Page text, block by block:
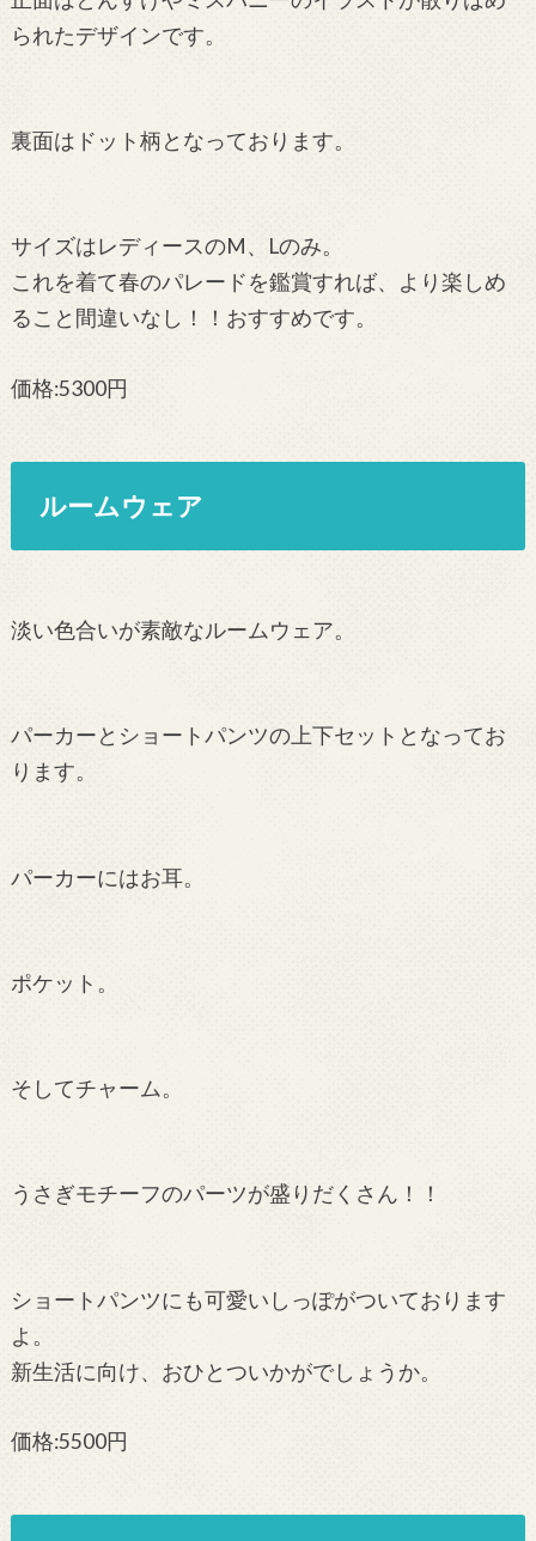
られたデザインです。
裏面はドット柄となっております。
サイズはレディースのM、Lのみ。
これを着て春のパレードを鑑賞すれば、より楽しめ
ること間違いなし！！おすすめです。
価格:5300円
ルームウェア
淡い色合いが素敵なルームウェア。
パーカーとショートパンツの上下セットとなってお
ります。
パーカーにはお耳。
ポケット。
そしてチャーム。
うさぎモチーフのパーツが盛りだくさん！！
ショートパンツにも可愛いしっぽがついております
よ。
新生活に向け、おひとついかがでしょうか。
価格:5500円